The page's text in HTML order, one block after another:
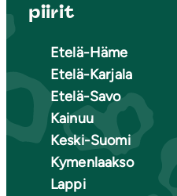
piirit
Etelä-Häme
Etelä-Karjala
Etelä-Savo
Kainuu
Keski-Suomi
Kymenlaakso
Lappi